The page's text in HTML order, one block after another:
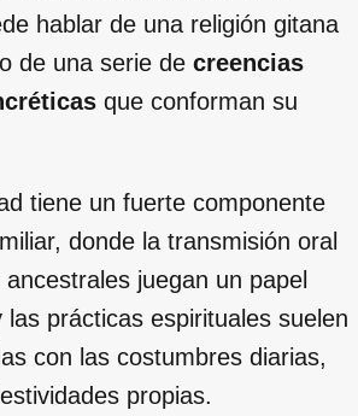
hablar de una religión gitana
de una serie de creencias
que conforman su
tiene un fuerte componente
donde la transmisión oral
juegan un papel
prácticas espirituales suelen
con las costumbres diarias,
propias.